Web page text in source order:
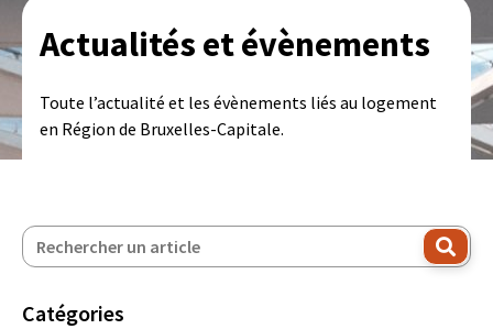
Actualités et évènements
Toute l’actualité et les évènements liés au logement
en Région de Bruxelles-Capitale.
Catégories